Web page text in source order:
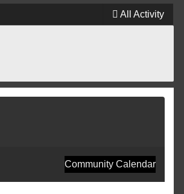
All Activity
Community Calendar